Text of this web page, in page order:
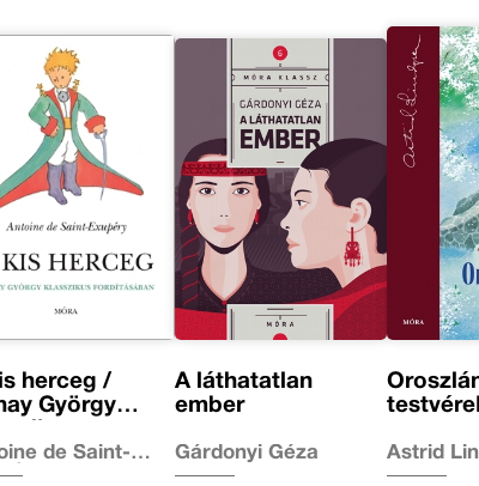
herceg /
György
de Saint-
A láthatatlan
ember
Gárdonyi Géza Astrid